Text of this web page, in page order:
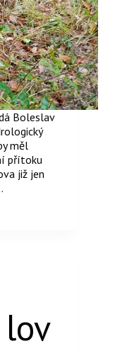
Boleslav
měl
přítoku
již jen